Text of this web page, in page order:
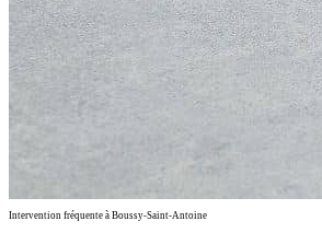
Intervention fréquente à Boussy-Saint-Antoine